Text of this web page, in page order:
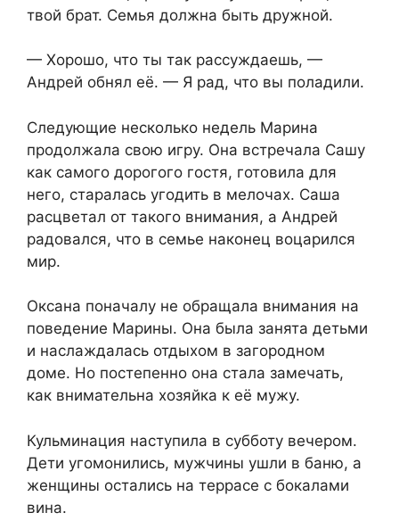
твой брат. Семья должна быть дружной.
— Хорошо, что ты так рассуждаешь, —
Андрей обнял её. — Я рад, что вы поладили.
Следующие несколько недель Марина
продолжала свою игру. Она встречала Сашу
как самого дорогого гостя, готовила для
него, старалась угодить в мелочах. Саша
расцветал от такого внимания, а Андрей
радовался, что в семье наконец воцарился
мир.
Оксана поначалу не обращала внимания на
поведение Марины. Она была занята детьми
и наслаждалась отдыхом в загородном
доме. Но постепенно она стала замечать,
как внимательна хозяйка к её мужу.
Кульминация наступила в субботу вечером.
Дети угомонились, мужчины ушли в баню, а
женщины остались на террасе с бокалами
вина.